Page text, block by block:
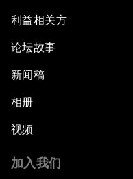
利益相关方
论坛故事
新闻稿
相册
视频
加入我们